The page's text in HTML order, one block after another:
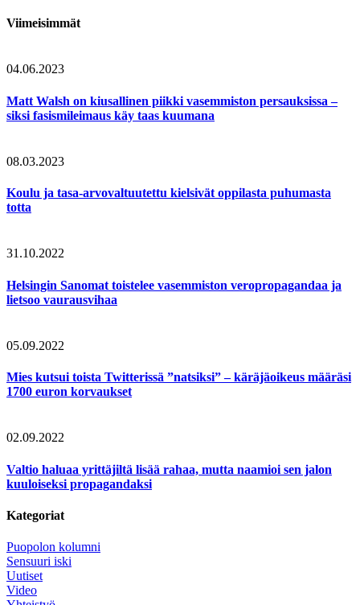
Viimeisimmät
04.06.2023
Matt Walsh on kiusallinen piikki vasemmiston persauksissa –
siksi fasismileimaus käy taas kuumana
08.03.2023
Koulu ja tasa-arvovaltuutettu kielsivät oppilasta puhumasta
totta
31.10.2022
Helsingin Sanomat toistelee vasemmiston veropropagandaa ja
lietsoo vaurausvihaa
05.09.2022
Mies kutsui toista Twitterissä ”natsiksi” – käräjäoikeus määräsi
1700 euron korvaukset
02.09.2022
Valtio haluaa yrittäjiltä lisää rahaa, mutta naamioi sen jalon
kuuloiseksi propagandaksi
Kategoriat
Puopolon kolumni
Sensuuri iski
Uutiset
Video